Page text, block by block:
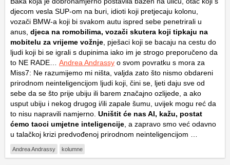
djecom vesla SUP-om na buri, idioti koji pretjecaju kolonu,
vozači BMW-a koji bi svakom autu ispred sebe penetrirali u
anus, djeca na romobilima, vozači skutera koji tipkaju na
mobitelu za vrijeme vožnje , pješaci koji se bacaju na cestu do
ljudi koji bi se igrali s dupinima iako im je strogo preporučeno da
to NE RADE… Andrea Andrassy o svom povratku s mora za
Miss7: Ne razumijemo mi ništa, valjda zato što nismo obdareni
prirodnom neinteligencijom ljudi koji, čini se, ljeti daju sve od
sebe da se što prije ubiju ili barem značajno ozlijede, a ako
usput ubiju i nekog drugog i/ili zapale šumu, uvijek mogu reć da
to nisu napravili namjerno. Uništit će nas AI, kažu, postat
ćemo taoci umjetne inteligencije , a zapravo smo već odavno
u talačkoj krizi predvođenoj prirodnom neinteligencijom …
Andrea Andrassy kolumne